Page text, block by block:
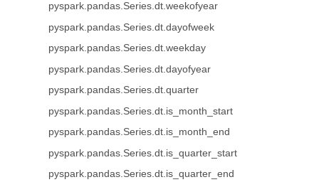
pyspark.pandas.Series.dt.weekofyear
pyspark.pandas.Series.dt.dayofweek
pyspark.pandas.Series.dt.weekday
pyspark.pandas.Series.dt.dayofyear
pyspark.pandas.Series.dt.quarter
pyspark.pandas.Series.dt.is_month_start
pyspark.pandas.Series.dt.is_month_end
pyspark.pandas.Series.dt.is_quarter_start
pyspark.pandas.Series.dt.is_quarter_end